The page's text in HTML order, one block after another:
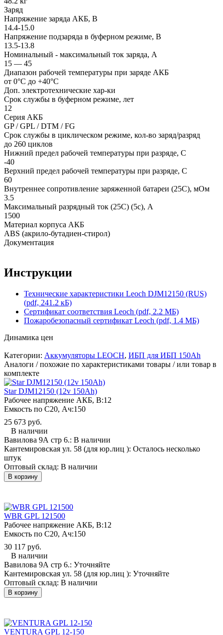
Заряд
Напряжение заряда АКБ, В
14.4-15.0
Напряжение подзаряда в буферном режиме, В
13.5-13.8
Номинальный - максимальный ток заряда, А
15 — 45
Диапазон рабочей температуры при заряде АКБ
от 0°С до +40°С
Доп. электротехнические хар-ки
Срок службы в буферном режиме, лет
12
Серия АКБ
GP / GPL / DTM / FG
Срок службы в циклическом режиме, кол-во заряд/разряд
до 260 циклов
Нижний предел рабочей температуры при разряде, С
-40
Верхний предел рабочей температуры при разряде, С
60
Внутреннее сопротивление заряженной батареи (25С), мОм
3.5
Максимальный разрядный ток (25С) (5с), А
1500
Материал корпуса АКБ
ABS (акрило-бутадиен-стирол)
Документация
Инструкции
Технические характеристики Leoch DJM12150 (RUS)
(pdf, 241.2 кБ)
Сертификат соответствия Leoch (pdf, 2.2 МБ)
Пожаробезопасный сертификат Leoch (pdf, 1.4 МБ)
Динамика цен
Категории: Аккумуляторы LEOCH, ИБП для ИБП 150Ah
Аналоги / похожие по характеристиками товары / или товар в
комплекте
Star DJM12150 (12v 150Ah)
Рабочее напряжение АКБ, B:12
Емкость по С20, Ач:150
25 673 руб.
В наличии
Вавилова 9А стр 6.: В наличии
Кантемировская ул. 58 (для юр.лиц ): Осталось несколько
штук
Оптовый склад: В наличии
В корзину
WBR GPL 121500
Рабочее напряжение АКБ, B:12
Емкость по С20, Ач:150
30 117 руб.
В наличии
Вавилова 9А стр 6.: Уточняйте
Кантемировская ул. 58 (для юр.лиц ): Уточняйте
Оптовый склад: В наличии
В корзину
VENTURA GPL 12-150